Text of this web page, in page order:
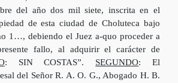
del año dos mil siete, inscrita en el
de esta ciudad de Choluteca bajo
1…, debiendo el Juez a-quo proceder a
fallo, al adquirir el carácter de
: SIN COSTAS”. SEGUNDO: El
del Señor R. A. O. G., Abogado H. B.